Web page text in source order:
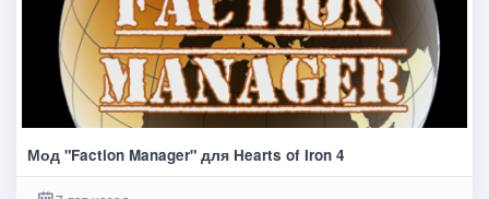
Мод "Faction Manager" для Hearts of Iron 4